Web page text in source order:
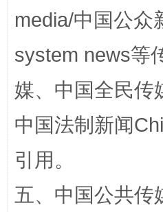
media/中国公众
system news等
媒、中国全民传
中国法制新闻
引用。
五、中国公共传